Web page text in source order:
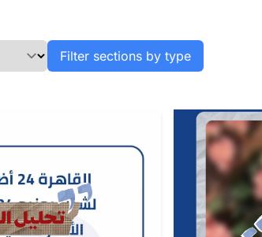
Filter sections by type